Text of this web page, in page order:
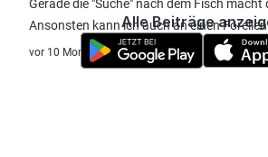
Gerade die "Suche" nach dem Fisch macht
Ansonsten kann ich auch an einen
vor 10 Monate
Alle Beiträge